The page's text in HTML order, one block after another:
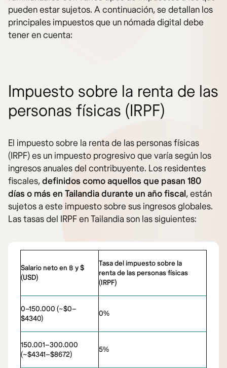
pueden estar sujetos. A continuación, se detallan los
principales impuestos que un nómada digital debe
tener en cuenta:
Impuesto sobre la renta de las
personas físicas (IRPF)
El impuesto sobre la renta de las personas físicas
(IRPF) es un impuesto progresivo que varía según los
ingresos anuales del contribuyente. Los residentes
fiscales,definidos como aquellos que pasan 180
días o más en Tailandia durante un año fiscal, están
sujetos a este impuesto sobre sus ingresos globales.
Las tasas del IRPF en Tailandia son las siguientes:
Salario neto en ฿ y $
(USD)
Tasa del impuesto sobre la
renta de las personas físicas
(IRPF)
0–150.000 (~$0–
$4340)
0%
150.001–300.000
(~$4341–$8672)
5%